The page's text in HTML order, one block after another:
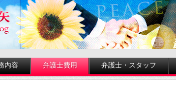
内容 弁護士費用 弁護士・スタッフ